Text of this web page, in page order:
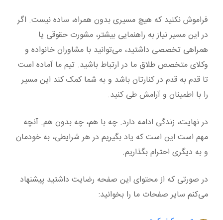
فراموش نکنید که هیچ مسیری بدون همراه، ساده نیست. اگر
در این مسیر نیاز به راهنمایی بیشتر، مشورت حقوقی یا
همراهی تخصصی داشتید، می‌توانید با مشاوران خانواده و
وکلای متخصص طلاق ما در ارتباط باشید. تیم ما آماده است
تا قدم به قدم در کنارتان باشد و به شما کمک کند این مسیر
را با اطمینان و آرامش طی کنید.
در نهایت، زندگی ادامه دارد. چه با هم، چه بدون هم. آنچه
مهم است این است که یاد بگیریم در هر شرایطی، به خودمان
و به دیگری احترام بگذاریم.
در صورتی که از محتوای این صفحه رضایت داشتید پیشنهاد
می‌کنم سایر صفحات ما را بخوانید: